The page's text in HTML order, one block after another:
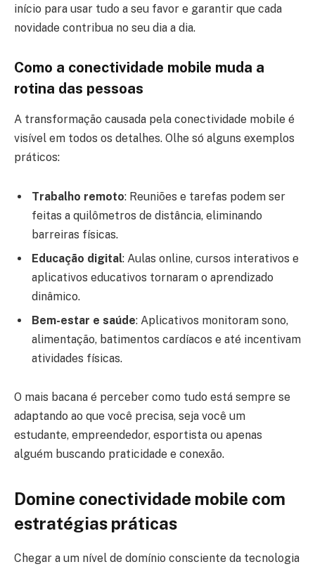
início para usar tudo a seu favor e garantir que cada
novidade contribua no seu dia a dia.
Como a conectividade mobile muda a
rotina das pessoas
A transformação causada pela conectividade mobile é
visível em todos os detalhes. Olhe só alguns exemplos
práticos:
Trabalho remoto: Reuniões e tarefas podem ser
feitas a quilômetros de distância, eliminando
barreiras físicas.
Educação digital: Aulas online, cursos interativos e
aplicativos educativos tornaram o aprendizado
dinâmico.
Bem-estar e saúde: Aplicativos monitoram sono,
alimentação, batimentos cardíacos e até incentivam
atividades físicas.
O mais bacana é perceber como tudo está sempre se
adaptando ao que você precisa, seja você um
estudante, empreendedor, esportista ou apenas
alguém buscando praticidade e conexão.
Domine conectividade mobile com
estratégias práticas
Chegar a um nível de domínio consciente da tecnologia